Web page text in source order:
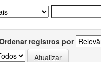
registros por